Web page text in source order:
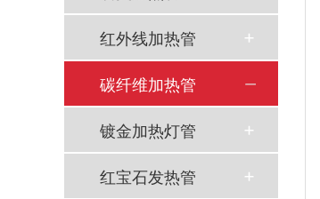
红外线加热管
碳纤维加热管
镀金加热灯管
红宝石发热管